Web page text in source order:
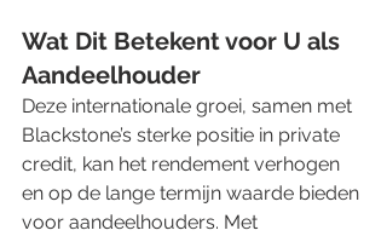
Wat Dit Betekent voor U als
Aandeelhouder
Deze internationale groei, samen met
Blackstone’s sterke positie in private
credit, kan het rendement verhogen
en op de lange termijn waarde bieden
voor aandeelhouders. Met